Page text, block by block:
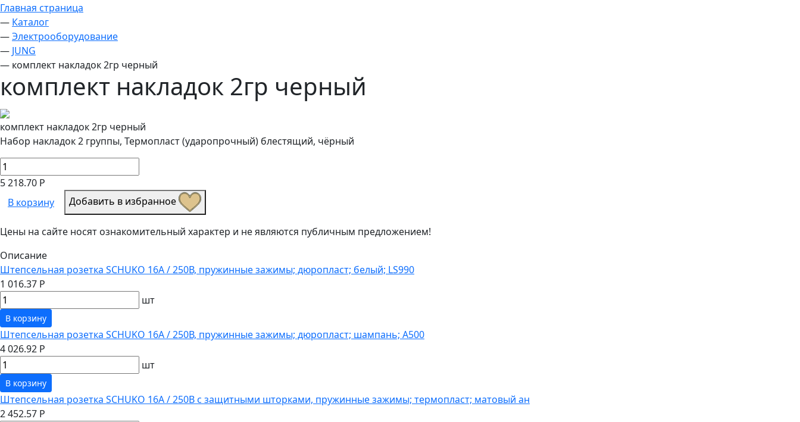
Главная страница
— Каталог
—Электрооборудование
— JUNG
— комплект накладок 2гр черный
комплект накладок 2гр черный
комплект накладок 2гр черный
Набор накладок 2 группы, Термопласт (ударопрочный) блестящий, чёрный
5 218.70 Р
В корзину
Добавить в избранное
Цены на сайте носят ознакомительный характер и не являются публичным предложением!
Описание
Штепсельная розетка SCHUKO 16А / 250В, пружинные зажимы; дюропласт; белый; LS990
1 016.37 Р
шт
В корзину
Штепсельная розетка SCHUKO 16А / 250В, пружинные зажимы; дюропласт; шампань; A500
4 026.92 Р
шт
В корзину
Штепсельная розетка SCHUKO 16А / 250В с защитными шторками, пружинные зажимы; термопласт; матовый ан
2 452.57 Р